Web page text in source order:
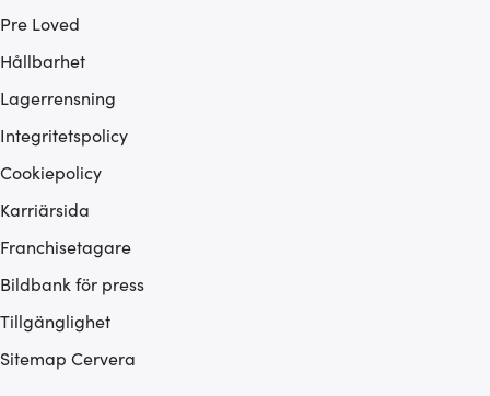
Pre Loved
Hållbarhet
Lagerrensning
Integritetspolicy
Cookiepolicy
Karriärsida
Franchisetagare
Bildbank för press
Tillgänglighet
Sitemap Cervera